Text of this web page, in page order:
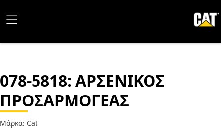
078-5818: ΑΡΣΕΝΙΚΟΣ
ΠΡΟΣΑΡΜΟΓΕΑΣ
Μάρκα: Cat